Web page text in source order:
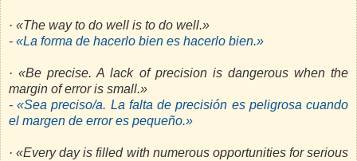
· «The way to do well is to do well.»
- «La forma de hacerlo bien es hacerlo bien.»
· «Be precise. A lack of precision is dangerous when the
margin of error is small.»
- «Sea preciso/a. La falta de precisión es peligrosa cuando
el margen de error es pequeño.»
· «Every day is filled with numerous opportunities for serious